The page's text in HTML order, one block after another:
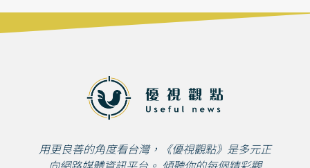
用更良善的角度看台灣，《優視觀點》是多元正